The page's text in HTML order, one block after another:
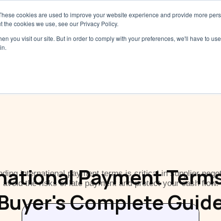
cookies are used to improve your website experience and provide more
cookies we use, see our Privacy Policy.
you visit our site. But in order to comply with your preferences, we'll have to
Services Tarifs Ressources À
Payment
Complete
international payment terms is critical in supplier
avoid the risks of late payment and protect your cash flow.